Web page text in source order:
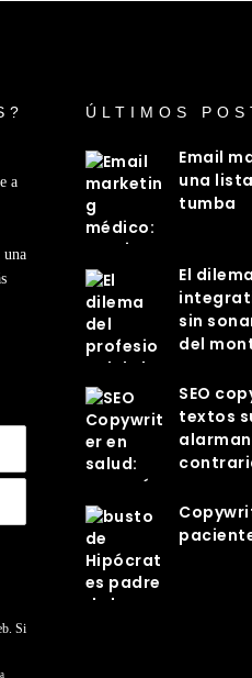
a
una
Si
ÚLTIMOS
Email
una
tumba
El
sin
del
SEO
textos